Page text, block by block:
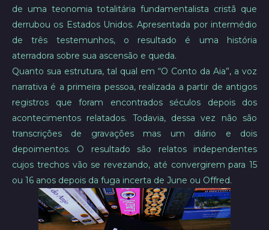
de uma teonomia totalitária fundamentalista cristã que
derrubou os Estados Unidos. Apresentada por intermédio
de três testemunhos, o resultado é uma história
aterradora sobre sua ascensão e queda.
Quanto sua estrutura, tal qual em “O Conto da Aia”, a voz
narrativa é a primeira pessoa, realizada a partir de antigos
registros que foram encontrados séculos depois dos
acontecimentos relatados. Todavia, dessa vez não são
transcrições de gravações mas um diário e dois
depoimentos. O resultado são relatos independentes
cujos trechos vão se revezando, até convergirem para 15
ou 16 anos depois da fuga incerta de June ou Offred.